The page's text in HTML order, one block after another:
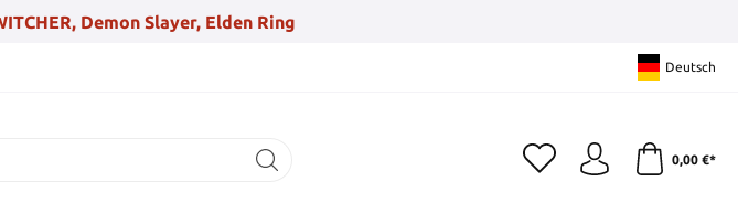
Demon Slayer, Elden Ring
Deutsch
0,00 €*